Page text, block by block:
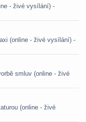
- živé vysílání) -
(online - živé vysílání) -
smluv (online - živé
(online - živé